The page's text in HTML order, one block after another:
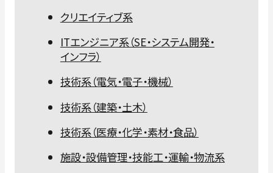
クリエイティブ系
ITエンジニア系（SE・システム開発・
インフラ）
技術系（電気・電子・機械）
技術系（建築・土木）
技術系（医療・化学・素材・食品）
施設・設備管理・技能工・運輸・物流系